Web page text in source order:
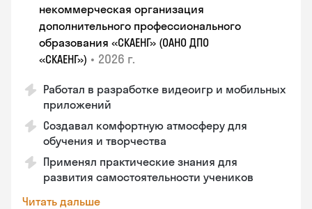
некоммерческая организация
дополнительного профессионального
образования «СКАЕНГ» (ОАНО ДПО
«СКАЕНГ») • 2026 г.
Работал в разработке видеоигр и мобильных
приложений
Создавал комфортную атмосферу для
обучения и творчества
Применял практические знания для
развития самостоятельности учеников
Читать дальше